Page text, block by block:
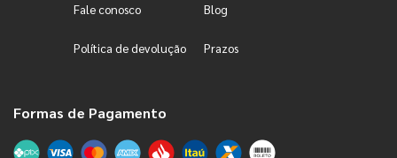
Fale conosco Blog
Política de devolução Prazos
Formas de Pagamento